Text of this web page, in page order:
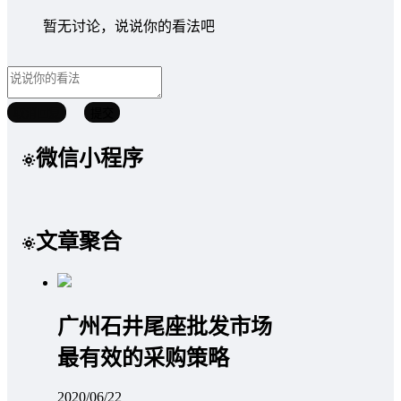
暂无讨论，说说你的看法吧
微信小程序
文章聚合
广州石井尾座批发市场
最有效的采购策略
2020/06/22